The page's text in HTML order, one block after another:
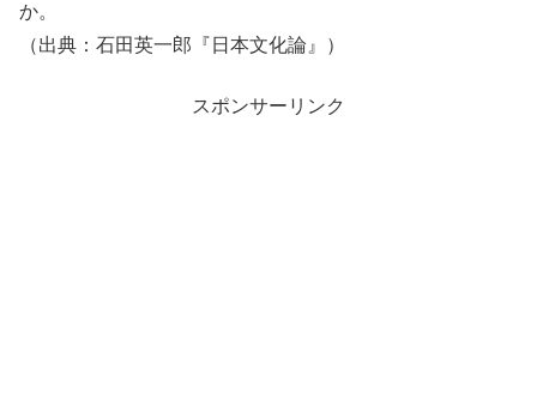
か。
（出典：石田英一郎『日本文化論』）
スポンサーリンク